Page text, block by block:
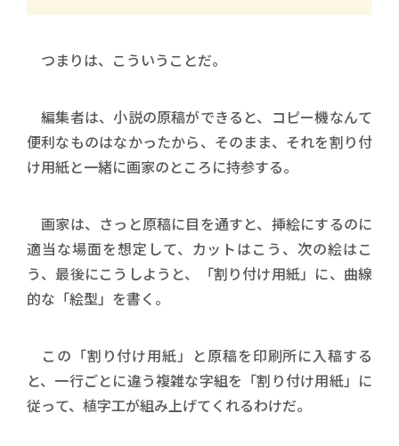
つまりは、こういうことだ。
編集者は、小説の原稿ができると、コピー機なんて
便利なものはなかったから、そのまま、それを割り付
け用紙と一緒に画家のところに持参する。
画家は、さっと原稿に目を通すと、挿絵にするのに
適当な場面を想定して、カットはこう、次の絵はこ
う、最後にこうしようと、「割り付け用紙」に、曲線
的な「絵型」を書く。
この「割り付け用紙」と原稿を印刷所に入稿する
と、一行ごとに違う複雑な字組を「割り付け用紙」に
従って、植字工が組み上げてくれるわけだ。